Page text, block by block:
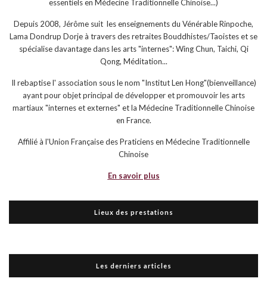
essentiels en Médecine Traditionnelle Chinoise...)
Depuis 2008, Jérôme suit les enseignements du Vénérable Rinpoche,
Lama Dondrup Dorje à travers des retraites Bouddhistes/Taoistes et se
spécialise davantage dans les arts "internes": Wing Chun, Taichi, Qi
Qong, Méditation...
Il rebaptise l' association sous le nom "Institut Len Hong"(bienveillance)
ayant pour objet principal de développer et promouvoir les arts
martiaux "internes et externes" et la Médecine Traditionnelle Chinoise
en France.
Affilié à l'Union Française des Praticiens en Médecine Traditionnelle
Chinoise
En savoir plus
Lieux des prestations
Les derniers articles